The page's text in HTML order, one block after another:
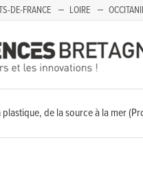
DE-FRANCE LOIRE
de la source à la mer